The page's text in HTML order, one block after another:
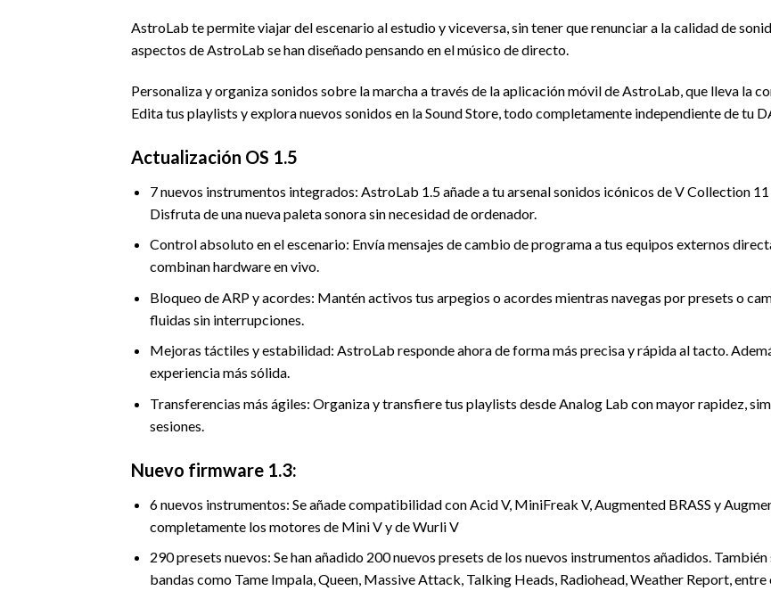
AstroLab te permite viajar del escenario al estudio y viceversa, sin tener que renunciar a la calidad de
aspectos de AstroLab se han diseñado pensando en el músico de directo.
Personaliza y organiza sonidos sobre la marcha a través de la aplicación móvil de AstroLab, que lleva la
Edita tus playlists y explora nuevos sonidos en la Sound Store, todo completamente independiente de tu
Actualización OS 1.5
7 nuevos instrumentos integrados: AstroLab 1.5 añade a tu arsenal sonidos icónicos de V Collection
Disfruta de una nueva paleta sonora sin necesidad de ordenador.
Control absoluto en el escenario: Envía mensajes de cambio de programa a tus equipos externos
combinan hardware en vivo.
Bloqueo de ARP y acordes: Mantén activos tus arpegios o acordes mientras navegas por presets o
fluidas sin interrupciones.
Mejoras táctiles y estabilidad: AstroLab responde ahora de forma más precisa y rápida al tacto.
experiencia más sólida.
Transferencias más ágiles: Organiza y transfiere tus playlists desde Analog Lab con mayor rapidez,
sesiones.
Nuevo firmware 1.3:
6 nuevos instrumentos: Se añade compatibilidad con Acid V, MiniFreak V, Augmented BRASS y
completamente los motores de Mini V y de Wurli V
290 presets nuevos: Se han añadido 200 nuevos presets de los nuevos instrumentos añadidos.
bandas como Tame Impala, Queen, Massive Attack, Talking Heads, Radiohead, Weather Report, entre